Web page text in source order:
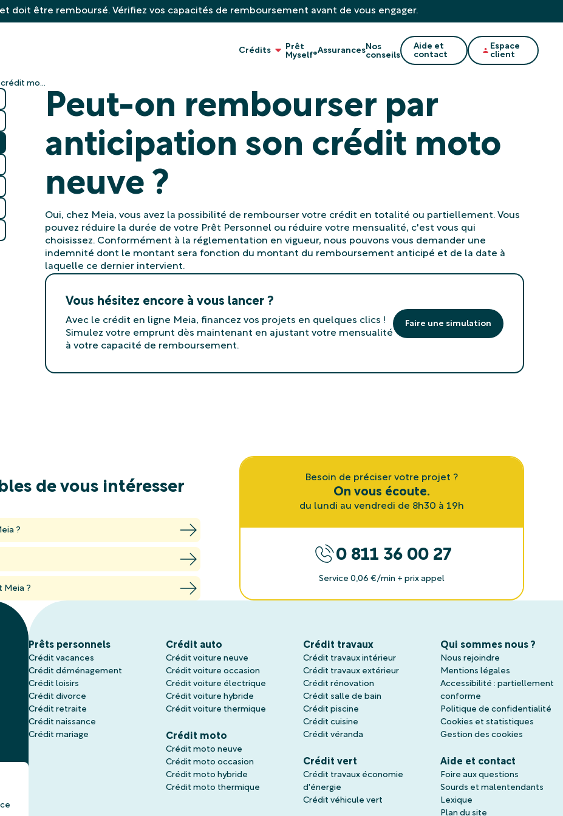
doit être remboursé. Vérifiez vos capacités de remboursement avant de vous engager.
Crédits
Prêt
Myself®AssurancesNos
conseils
Aide et
contact
Espace
client
mo...
Peut-on rembourser par
anticipation son crédit moto
neuve ?
Oui, chez Meia, vous avez la possibilité de rembourser votre crédit en totalité ou partiellement. Vous
pouvez réduire la durée de votre Prêt Personnel ou réduire votre mensualité, c'est vous qui
choisissez. Conformément à la réglementation en vigueur, nous pouvons vous demander une
indemnité dont le montant sera fonction du montant du remboursement anticipé et de la date à
laquelle ce dernier intervient.
Vous hésitez encore à vous lancer ?
Avec le crédit en ligne Meia, financez vos projets en quelques clics !
Simulez votre emprunt dès maintenant en ajustant votre mensualité
à votre capacité de remboursement.
Faire une simulation
de vous intéresser
?
Meia ?
Besoin de préciser votre projet ?
On vous écoute.
du lundi au vendredi de 8h30 à 19h
0 811 36 00 27
Service 0,06 €/min + prix appel
Prêts personnels
Crédit vacances
Crédit déménagement
Crédit loisirs
Crédit divorce
Crédit retraite
Crédit naissance
Crédit mariage
Crédit auto
Crédit voiture neuve
Crédit voiture occasion
Crédit voiture électrique
Crédit voiture hybride
Crédit voiture thermique
Crédit moto
Crédit moto neuve
Crédit moto occasion
Crédit moto hybride
Crédit moto thermique
Crédit travaux
Crédit travaux intérieur
Crédit travaux extérieur
Crédit rénovation
Crédit salle de bain
Crédit piscine
Crédit cuisine
Crédit véranda
Crédit vert
Crédit travaux économie
d'énergie
Crédit véhicule vert
Qui sommes nous ?
Nous rejoindre
Mentions légales
Accessibilité : partiellement
conforme
Politique de confidentialité
Cookies et statistiques
Gestion des cookies
Aide et contact
Foire aux questions
Sourds et malentendants
Lexique
Plan du site